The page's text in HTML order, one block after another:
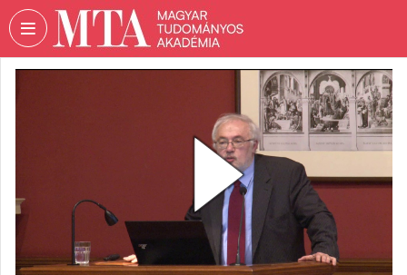
Fejléc kihagyása Menü kihagyása Tartalom kihagyása
Intézményi kezdőlap
Bejelentkezés